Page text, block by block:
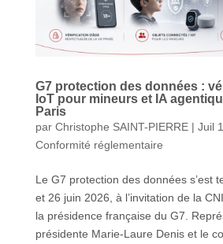
G7 protection des données :
IoT pour mineurs et IA
Paris
par Christophe SAINT-PIERRE| Juil
Conformité réglementaire
Le G7 protection des données s’est
et 26 juin 2026, à l’invitation de la
la présidence française du G7.
présidente Marie-Laure Denis et le